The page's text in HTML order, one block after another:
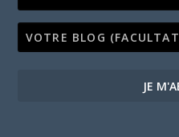
JE